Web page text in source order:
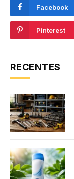
Facebook
Pinterest
RECENTES